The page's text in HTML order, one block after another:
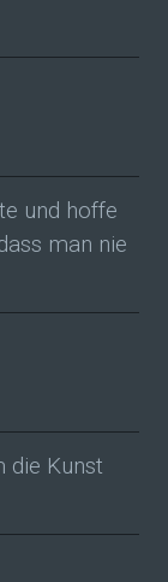
und hoffe
man nie
die Kunst